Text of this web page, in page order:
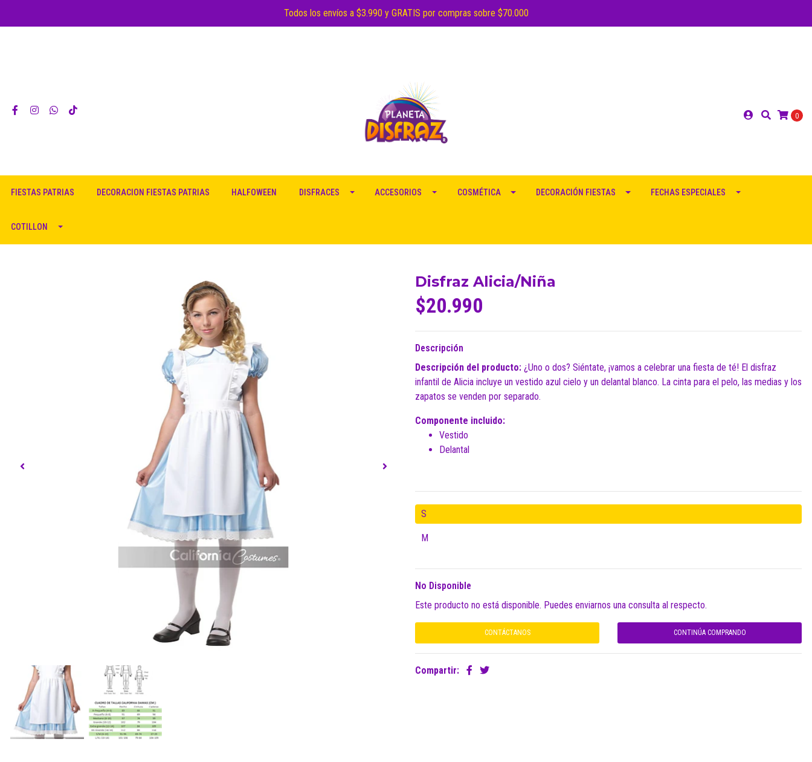
Todos los envíos a $3.990 y GRATIS por compras sobre $70.000
0
FIESTAS PATRIAS DECORACION FIESTAS PATRIAS HALFOWEEN DISFRACES ACCESORIOS COSMÉTICA DECORACIÓN FIESTAS FECHAS ESPECIALES
COTILLON
Disfraz Alicia/Niña
$20.990
Descripción
Descripción del producto: ¿Uno o dos? Siéntate, ¡vamos a celebrar una fiesta de té! El disfraz
infantil de Alicia incluye un vestido azul cielo y un delantal blanco. La cinta para el pelo, las medias y los
zapatos se venden por separado.
Componente incluido:
Vestido
Delantal
S
M
No Disponible
Este producto no está disponible. Puedes enviarnos una consulta al respecto.
CONTÁCTANOS CONTINÚA COMPRANDO
Compartir: